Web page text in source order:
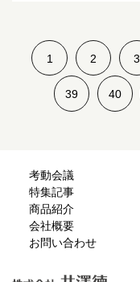
1 2 3
39 40
考動会議
特集記事
商品紹介
会社概要
お問い合わせ